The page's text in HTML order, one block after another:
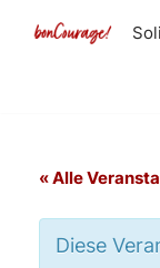
« Alle
Diese